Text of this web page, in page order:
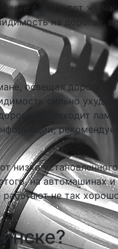
фары в тот же
на дорогах,
освещая дорогу,
сильно
происходит
низко
на автомашинах
не так